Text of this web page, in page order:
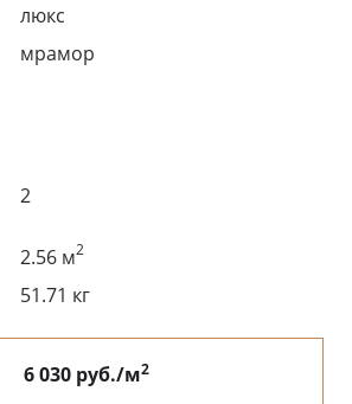
люкс
мрамор
2
2.56 м2
51.71 кг
6 030 руб./м2